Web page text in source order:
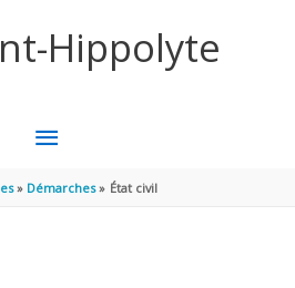
Hippolyte
MENU
PRINCIPAL
Démarches État civil